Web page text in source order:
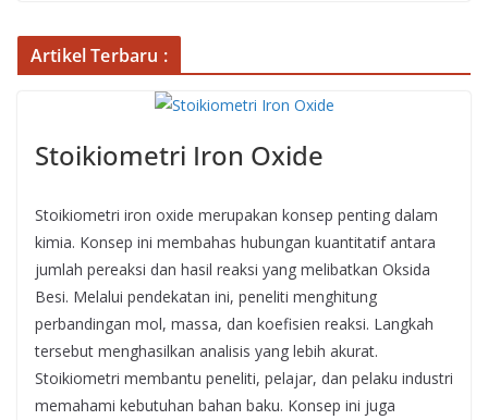
Artikel Terbaru :
Stoikiometri Iron Oxide
Stoikiometri iron oxide merupakan konsep penting dalam
kimia. Konsep ini membahas hubungan kuantitatif antara
jumlah pereaksi dan hasil reaksi yang melibatkan Oksida
Besi. Melalui pendekatan ini, peneliti menghitung
perbandingan mol, massa, dan koefisien reaksi. Langkah
tersebut menghasilkan analisis yang lebih akurat.
Stoikiometri membantu peneliti, pelajar, dan pelaku industri
memahami kebutuhan bahan baku. Konsep ini juga